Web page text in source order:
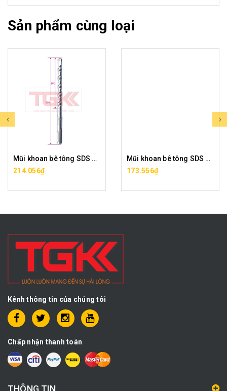
Sản phẩm cùng loại
Mũi khoan bê tông SDS FT-20x260
214.056₫
Mũi khoan bê tông SDS FT-18x260
173.556₫
Kênh thông tin của chúng tôi
Chấp nhận thanh toán
THÔNG TIN